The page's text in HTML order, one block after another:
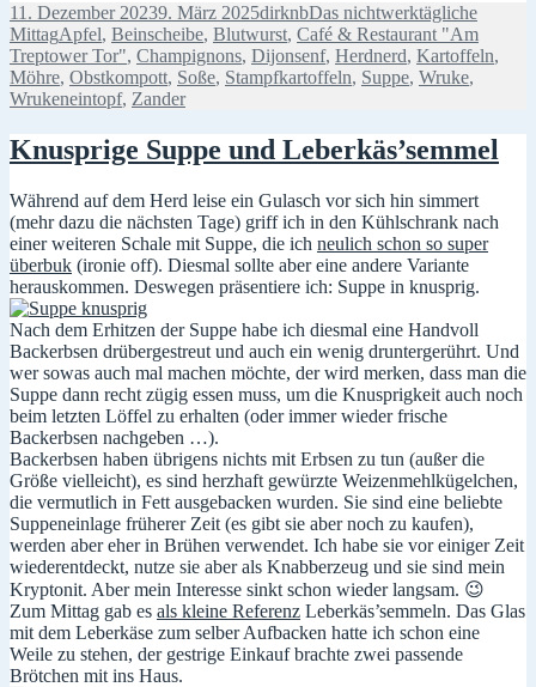
Veröffentlicht
am
11. Dezember 20239. März 2025Autor
dirknbKategorien
Das nichtwerktägliche
MittagSchlagwörter
Apfel, Beinscheibe, Blutwurst, Café & Restaurant "Am
Treptower Tor", Champignons, Dijonsenf, Herdnerd, Kartoffeln,
Möhre, Obstkompott, Soße, Stampfkartoffeln, Suppe, Wruke,
Wrukeneintopf, Zander
Knusprige Suppe und Leberkäs’semmel
Während auf dem Herd leise ein Gulasch vor sich hin simmert
(mehr dazu die nächsten Tage) griff ich in den Kühlschrank nach
einer weiteren Schale mit Suppe, die ich neulich schon so super
überbuk (ironie off). Diesmal sollte aber eine andere Variante
herauskommen. Deswegen präsentiere ich: Suppe in knusprig.
Nach dem Erhitzen der Suppe habe ich diesmal eine Handvoll
Backerbsen drübergestreut und auch ein wenig druntergerührt. Und
wer sowas auch mal machen möchte, der wird merken, dass man die
Suppe dann recht zügig essen muss, um die Knusprigkeit auch noch
beim letzten Löffel zu erhalten (oder immer wieder frische
Backerbsen nachgeben …).
Backerbsen haben übrigens nichts mit Erbsen zu tun (außer die
Größe vielleicht), es sind herzhaft gewürzte Weizenmehlkügelchen,
die vermutlich in Fett ausgebacken wurden. Sie sind eine beliebte
Suppeneinlage früherer Zeit (es gibt sie aber noch zu kaufen),
werden aber eher in Brühen verwendet. Ich habe sie vor einiger Zeit
wiederentdeckt, nutze sie aber als Knabberzeug und sie sind mein
Kryptonit. Aber mein Interesse sinkt schon wieder langsam. 😉
Zum Mittag gab es als kleine Referenz Leberkäs’semmeln. Das Glas
mit dem Leberkäse zum selber Aufbacken hatte ich schon eine
Weile zu stehen, der gestrige Einkauf brachte zwei passende
Brötchen mit ins Haus.